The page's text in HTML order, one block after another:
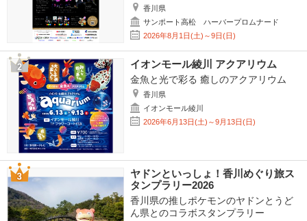
香川県
サンポート高松 ハーバープロムナード
2026年8月1日(土)～9日(日)
イオンモール綾川 アクアリウム
金魚と光で彩る 癒しのアクアリウム
香川県
イオンモール綾川
2026年6月13日(土)～9月13日(日)
ヤドンといっしょ！香川めぐり旅ス
タンプラリー2026
香川県の推しポケモンのヤドンとうど
ん県とのコラボスタンプラリー